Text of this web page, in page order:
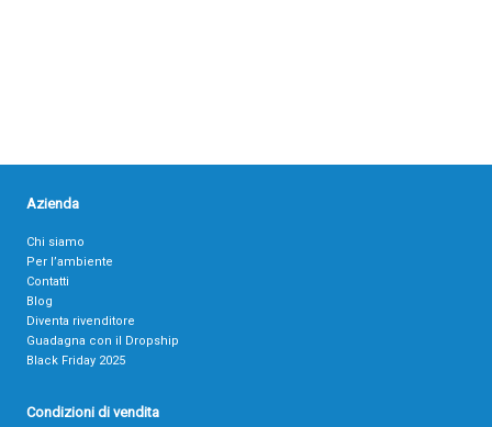
Azienda
Chi siamo
Per l’ambiente
Contatti
Blog
Diventa rivenditore
Guadagna con il Dropship
Black Friday 2025
Condizioni di vendita